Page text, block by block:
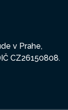
v Prahe,
CZ26150808.